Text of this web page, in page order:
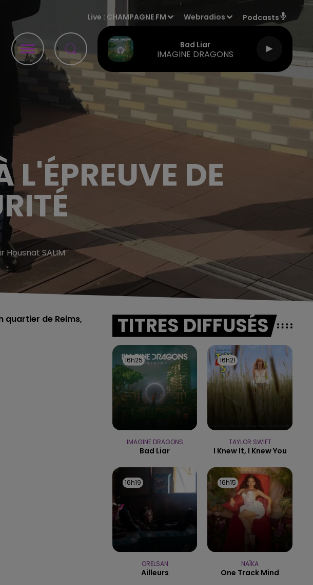
Live : CHAMPAGNE FM Webradios Podcasts
Bad Liar
IMAGINE DRAGONS
7h00 - 12h00
LE WEEK-END CHAMPAGNE FM
DE
Housnat SALIM
quartier de Reims, TITRES DIFFUSÉS
16h25
16h25
IMAGINE DRAGONS
Bad Liar
16h21
16h21
TAYLOR SWIFT
I Knew It, I Knew You
16h19
16h19
ORELSAN
Ailleurs
16h15
16h15
NAÏKA
One Track Mind